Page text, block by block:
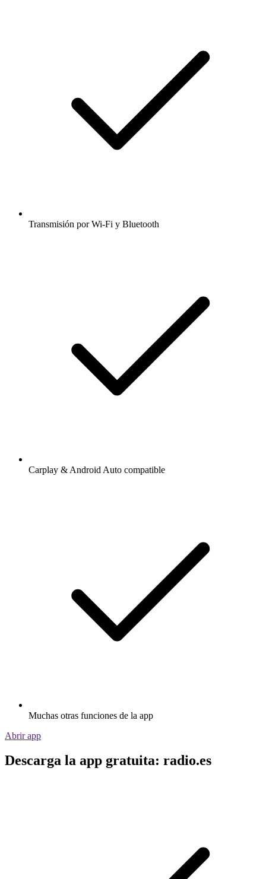
Transmisión por Wi-Fi y Bluetooth
Carplay & Android Auto compatible
Muchas otras funciones de la app
Abrir app
Descarga la app gratuita: radio.es